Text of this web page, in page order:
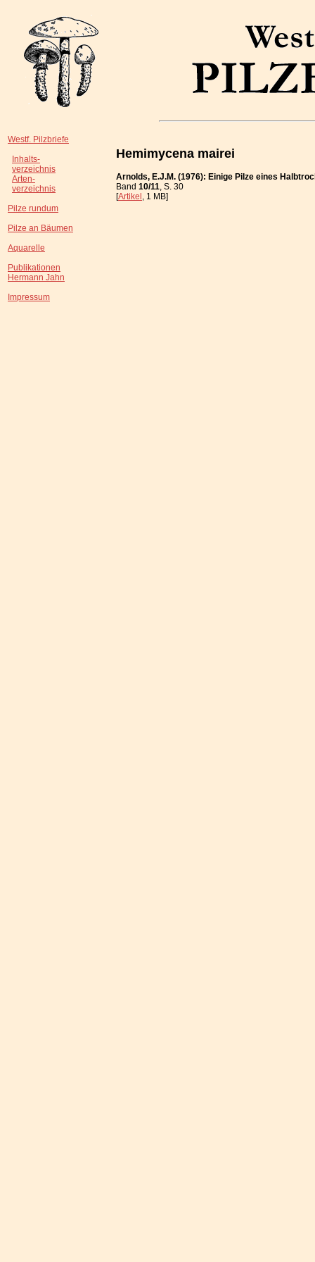
Westf. Pilzbriefe
Inhalts-
verzeichnis
Arten-
verzeichnis
Pilze rundum
Pilze an Bäumen
Aquarelle
Publikationen
Hermann Jahn
Impressum
Hemimycena mairei
Arnolds, E.J.M. (1976): Einige Pilze eines
Band 10/11, S. 30
[Artikel, 1 MB]